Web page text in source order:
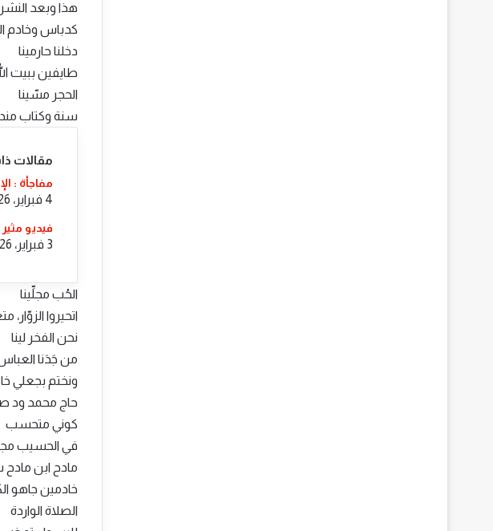
هذا وبعد
كدباس وخادم
دخلنا حارمينا
طايفين ببيت
الحجر مسّينا
سنة وكتاب
مقالات
مفاجأة :
4 فبراير، 2026
فيديو
3 فبراير، 2026
الحُب مجلِّينا
اتحيروا الزوّار،
نحن الفخر لينا
من جَدَنا
ونختم بجعلي
حاج محمد ود صالح الامين(توفي 1950)
كوني متحسب
في الحسيب
مادح ابن
خادمين جاهو
الصلاة الواردة